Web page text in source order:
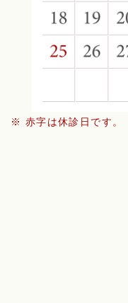
※ 赤字は休診日です。